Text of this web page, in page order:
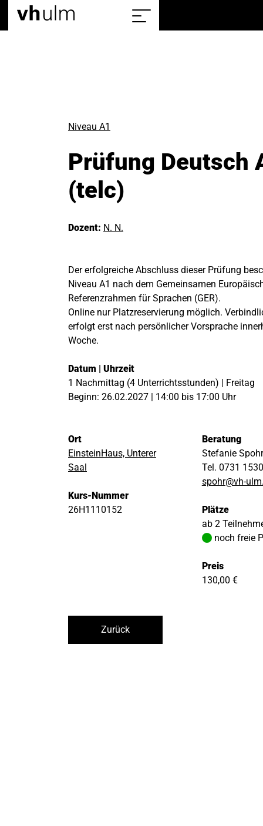
Sitemap
Niveau A1
Prüfung Deutsch
(telc)
Dozent: N. N.
Der erfolgreiche Abschluss dieser Prüfung
Niveau A1 nach dem Gemeinsamen
Referenzrahmen für Sprachen (GER).
Online nur Platzreservierung möglich.
erfolgt erst nach persönlicher Vorsprache
Woche.
Datum | Uhrzeit
1 Nachmittag (4 Unterrichtsstunden) | Freitag
Beginn: 26.02.2027 | 14:00 bis 17:00 Uhr
Ort
EinsteinHaus, Unterer
Saal
Kurs-Nummer
26H1110152
Beratung
Stefanie
Tel. 0731
spohr@vh-
Plätze
ab 2
noch freie
Preis
130,00 €
Zurück